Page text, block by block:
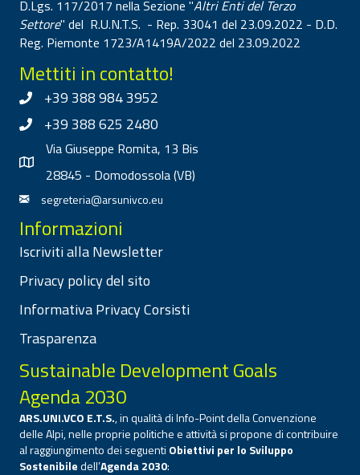
D.Lgs. 117/2017 nella Sezione "Altri Enti del Terzo
Settore" del R.U.N.T.S. - Rep. 33041 del 23.09.2022 - D.D.
Reg. Piemonte 1723/A1419A/2022 del 23.09.2022
Mettiti in contatto!
+39 388 984 3952
+39 388 625 2480
Via Giuseppe Romita, 13 Bis
28845 - Domodossola (VB)
segreteria@arsunivco.eu
Informazioni
Iscriviti alla Newsletter
Privacy policy del sito
Informativa Privacy Corsisti
Trasparenza
Sustainable Development Goals
Agenda 2030
ARS.UNI.VCO E.T.S., in qualità di Info-Point della Convenzione
delle Alpi, nelle proprie politiche e attività si propone di contribuire
al raggiungimento dei seguenti Obiettivi per lo Sviluppo
Sostenibiledell’Agenda 2030: